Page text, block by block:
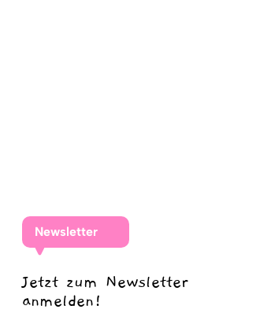
Newsletter
Jetzt zum Newsletter
anmelden!